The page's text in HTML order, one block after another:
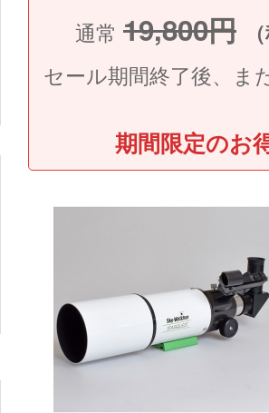
通常 19,800円
セール期間終了後、ま
期間限定のお